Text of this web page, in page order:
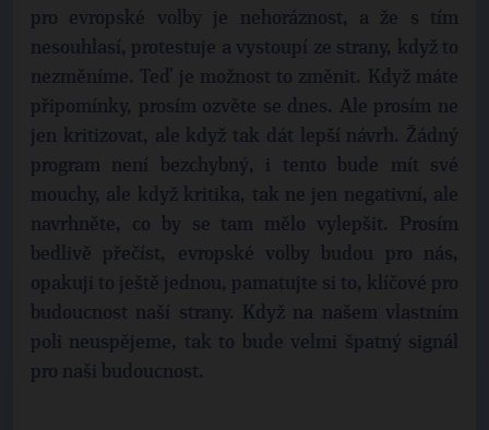
pro evropské volby je nehoráznost, a že s tím
nesouhlasí, protestuje a vystoupí ze strany, když to
nezměníme. Teď je možnost to změnit. Když máte
připomínky, prosím ozvěte se dnes. Ale prosím ne
jen kritizovat, ale když tak dát lepší návrh. Žádný
program není bezchybný, i tento bude mít své
mouchy, ale když kritika, tak ne jen negativní, ale
navrhněte, co by se tam mělo vylepšit. Prosím
bedlivě přečíst, evropské volby budou pro nás,
opakuji to ještě jednou, pamatujte si to, klíčové pro
budoucnost naší strany. Když na našem vlastním
poli neuspějeme, tak to bude velmi špatný signál
pro naši budoucnost.